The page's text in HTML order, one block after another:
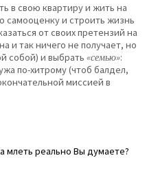
в свою квартиру и жить на
самооценку и строить жизнь
от своих претензий на
и так ничего не получает, но
собой) и выбрать «семью»:
по-хитрому (чтоб балдел,
миссией в
млеть реально Вы думаете?